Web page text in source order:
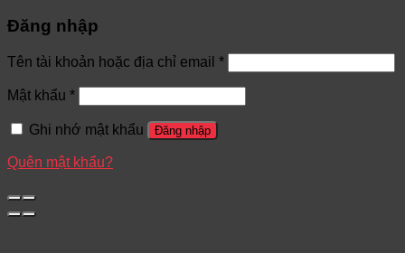
Đăng nhập
Tên tài khoản hoặc địa chỉ email *
Mật khẩu *
Ghi nhớ mật khẩu Đăng nhập
Quên mật khẩu?